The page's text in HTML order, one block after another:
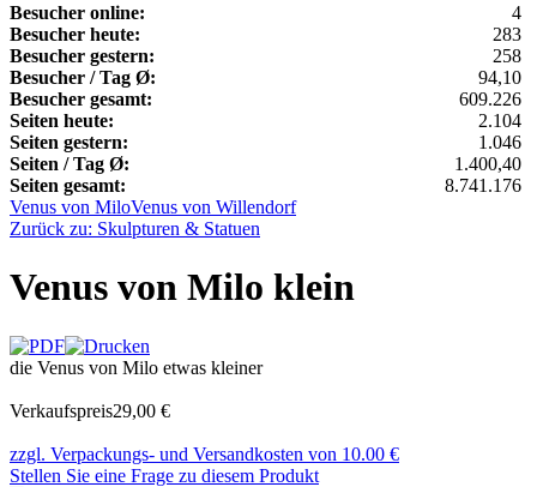
Besucher online:
4
Besucher heute:
283
Besucher gestern:
258
Besucher / Tag Ø:
94,10
Besucher gesamt:
609.226
Seiten heute:
2.104
Seiten gestern:
1.046
Seiten / Tag Ø:
1.400,40
Seiten gesamt:
8.741.176
Venus von MiloVenus von Willendorf
Zurück zu: Skulpturen & Statuen
Venus von Milo klein
die Venus von Milo etwas kleiner
Verkaufspreis29,00 €
zzgl. Verpackungs- und Versandkosten von 10.00 €
Stellen Sie eine Frage zu diesem Produkt